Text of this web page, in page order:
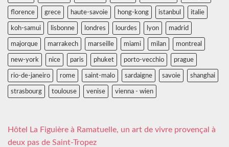
florence grece haute-savoie hong-kong istanbul italie
koh-samui lisbonne londres lourdes lyon madrid
majorque marrakech marseille miami milan montreal
new-york nice paris phuket porto-vecchio prague
rio-de-janeiro rome saint-malo sardaigne savoie shanghai
strasbourg toulouse venise vienna - wien
Hôtel La Figuière à Ramatuelle, un art de vivre provençal à
deux pas de Saint-Tropez